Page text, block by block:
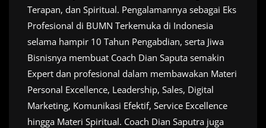
Terapan, dan Spiritual. Pengalamannya sebagai Eks
Profesional di BUMN Terkemuka di Indonesia
selama hampir 10 Tahun Pengabdian, serta Jiwa
Bisnisnya membuat Coach Dian Saputa semakin
Expert dan profesional dalam membawakan Materi
Personal Excellence, Leadership, Sales, Digital
Marketing, Komunikasi Efektif, Service Excellence
hingga Materi Spiritual. Coach Dian Saputra juga